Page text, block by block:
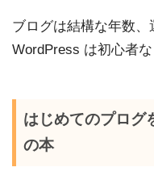
ブログは結構な年数
WordPress は初心者
はじめてのプログ
の本